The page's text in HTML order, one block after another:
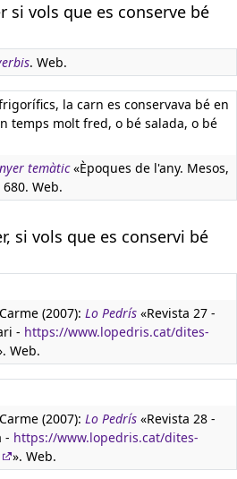
si vols que es conserve bé
. Web.
la carn es conservava bé en
temps molt fred, o bé salada, o bé
temàtic«Èpoques de l'any. Mesos,
Web.
si vols que es conservi bé
(2007): Lo Pedrís «Revista 27 -
- https://www.lopedris.cat/dites-
Web.
(2007): Lo Pedrís «Revista 28 -
- https://www.lopedris.cat/dites-
». Web.